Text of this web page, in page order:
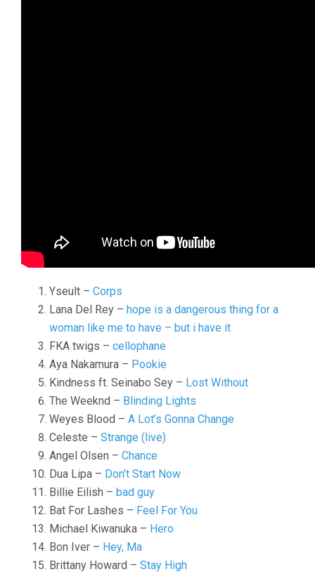
Yseult – Corps
Lana Del Rey – hope is a dangerous thing for a
woman like me to have – but i have it
FKA twigs – cellophane
Aya Nakamura – Pookie
Kindness ft. Seinabo Sey – Lost Without
The Weeknd – Blinding Lights
Weyes Blood – A Lot’s Gonna Change
Celeste – Strange (live)
Angel Olsen – Chance
Dua Lipa – Don’t Start Now
Billie Eilish – bad guy
Bat For Lashes – Feel For You
Michael Kiwanuka – Hero
Bon Iver – Hey, Ma
Brittany Howard – Stay High